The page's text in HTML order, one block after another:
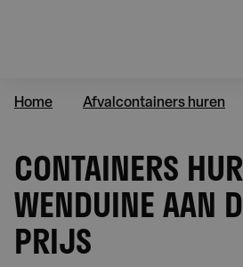
Home Afvalcontainers huren
CONTAINERS
WENDUINE AAN
PRIJS